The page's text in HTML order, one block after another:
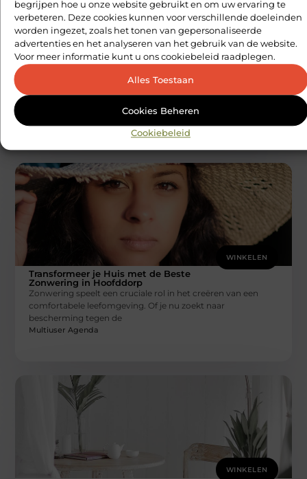
begrijpen hoe u onze website gebruikt en om uw ervaring te
verbeteren. Deze cookies kunnen voor verschillende doeleinden
worden ingezet, zoals het tonen van gepersonaliseerde
advertenties en het analyseren van het gebruik van de website.
Voor meer informatie kunt u ons cookiebeleid raadplegen.
Alles Toestaan
Cookies Beheren
Cookiebeleid
WINKELEN
Feestartikelen in Groningen: Waar Moet je
Het plannen van een feestje brengt altijd een vleugje
opwinding met zich mee. Van de decoraties tot de
WINKELEN
Transformeer je Huis met de Beste
Zonwering in Hoofddorp
Zonwering speelt een cruciale rol in het creëren van een
comfortabele leefomgeving. Of je nu zoekt naar
bescherming tegen de
Multiuser Agenda
WINKELEN